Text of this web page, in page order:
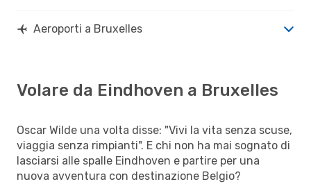
Aeroporti a Bruxelles
Volare da Eindhoven a Bruxelles
Oscar Wilde una volta disse: "Vivi la vita senza scuse,
viaggia senza rimpianti". E chi non ha mai sognato di
lasciarsi alle spalle Eindhoven e partire per una
nuova avventura con destinazione Belgio?